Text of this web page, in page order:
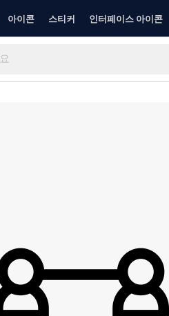
아이콘 스티커 인터페이스 아이콘